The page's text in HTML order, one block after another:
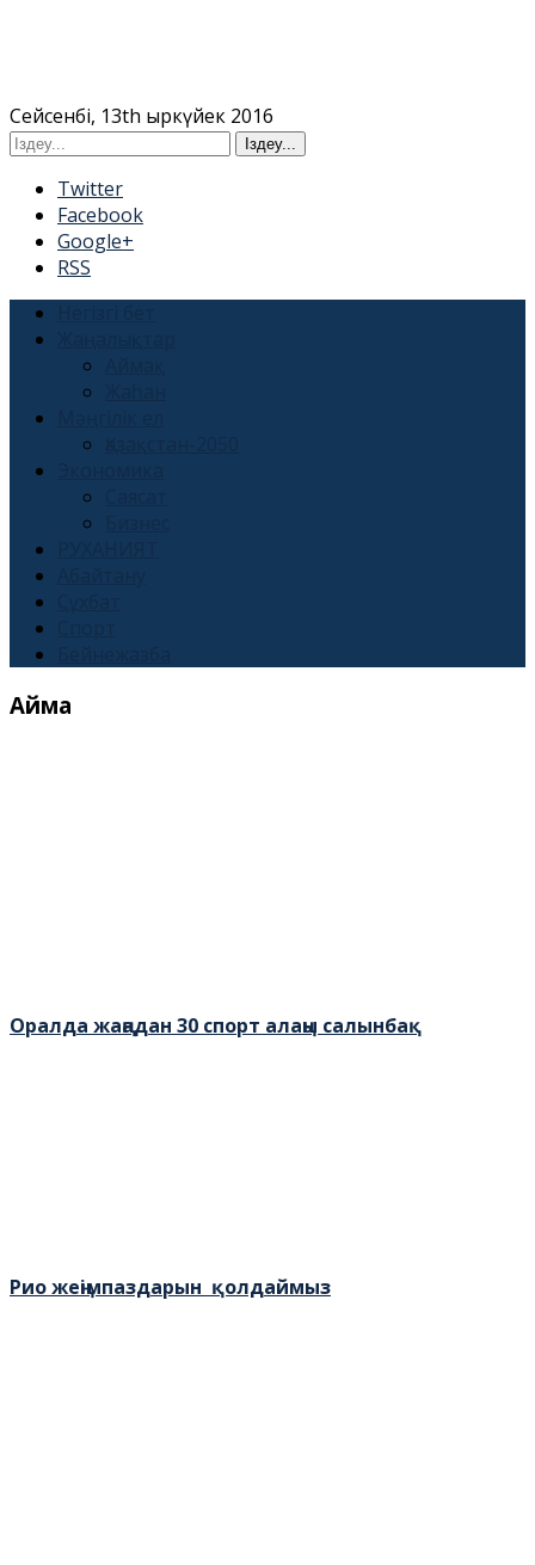
Сейсенбі, 13th Қыркүйек 2016
Twitter
Facebook
Google+
RSS
Аймақ
Оралда жаңадан 30 спорт алаңы салынбақ
Рио жеңімпаздарын қолдаймыз